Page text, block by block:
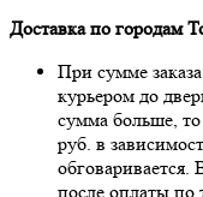
Доставка по городам
При сумме
курьером до
сумма больше,
руб. в
обговаривается.
после оплаты по